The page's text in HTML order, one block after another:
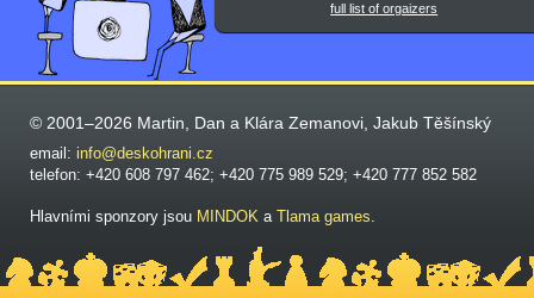
full list of orgaizers
© 2001–2026 Martin, Dan a Klára Zemanovi, Jakub Těšínský
email: info@deskohrani.cz
telefon: +420 608 797 462; +420 775 989 529; +420 777 852 582
Hlavními sponzory jsou MINDOK a Tlama games.